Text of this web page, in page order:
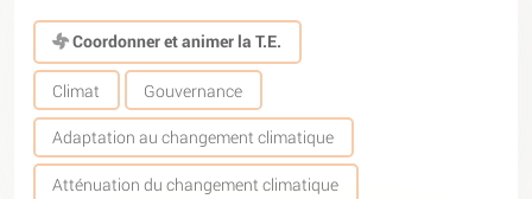
Coordonner et animer la T.E.
Climat Gouvernance
Adaptation au changement climatique
Atténuation du changement climatique